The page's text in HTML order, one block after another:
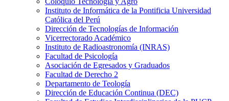
Instituto de Informática de la Pontificia Universidad
Católica del Perú
Dirección de Tecnologías de Información
Vicerrectorado Académico
Instituto de Radioastronomía (INRAS)
Facultad de Psicología
Asociación de Egresados y Graduados
Facultad de Derecho 2
Departamento de Teología
Dirección de Educación Continua (DEC)